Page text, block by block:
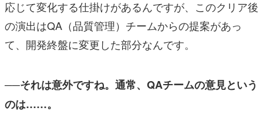
応じて変化する仕掛けがあるんですが、このクリア後
の演出はQA（品質管理）チームからの提案があっ
て、開発終盤に変更した部分なんです。
──それは意外ですね。通常、QAチームの意見という
のは……。